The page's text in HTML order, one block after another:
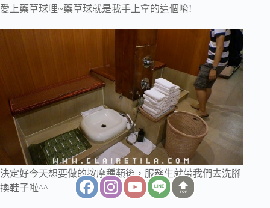
愛上藥草球哩~藥草球就是我手上拿的這個唷!
決定好今天想要做的按摩種類後，服務生就帶我們去洗腳
換鞋子啦^^
TOP